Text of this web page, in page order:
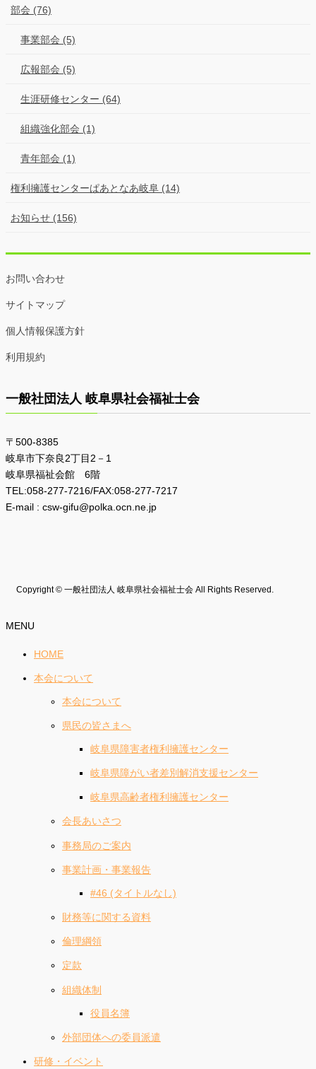
部会 (76)
事業部会 (5)
広報部会 (5)
生涯研修センター (64)
組織強化部会 (1)
青年部会 (1)
権利擁護センターぱあとなあ岐阜 (14)
お知らせ (156)
お問い合わせ
サイトマップ
個人情報保護方針
利用規約
一般社団法人 岐阜県社会福祉士会
〒500-8385
岐阜市下奈良2丁目2－1
岐阜県福祉会館 6階
TEL:058-277-7216/FAX:058-277-7217
E-mail : csw-gifu@polka.ocn.ne.jp
Copyright © 一般社団法人 岐阜県社会福祉士会 All Rights Reserved.
MENU
HOME
本会について
本会について
県民の皆さまへ
岐阜県障害者権利擁護センター
岐阜県障がい者差別解消支援センター
岐阜県高齢者権利擁護センター
会長あいさつ
事務局のご案内
事業計画・事業報告
#46 (タイトルなし)
財務等に関する資料
倫理綱領
定款
組織体制
役員名簿
外部団体への委員派遣
研修・イベント